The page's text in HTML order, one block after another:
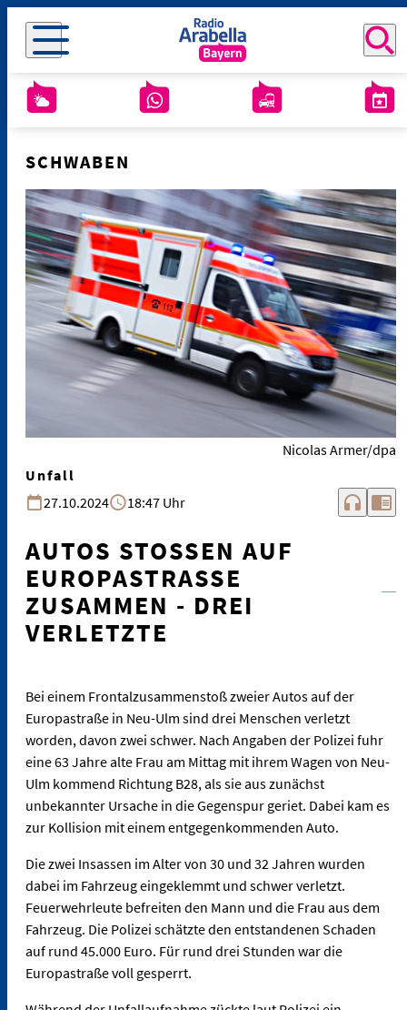
SCHWABEN
Nicolas Armer/dpa
Unfall
27.10.2024
18:47 Uhr headphones chrome_reader_mode
AUTOS STOSSEN AUF E
UROPASTRASSE ZU
SAMMEN - DREI VE
RLETZTE
Bei einem Frontalzusammenstoß zweier Autos auf der
Europastraße in Neu-Ulm sind drei Menschen verletzt
worden, davon zwei schwer. Nach Angaben der Polizei fuhr
eine 63 Jahre alte Frau am Mittag mit ihrem Wagen von Neu-
Ulm kommend Richtung B28, als sie aus zunächst
unbekannter Ursache in die Gegenspur geriet. Dabei kam es
zur Kollision mit einem entgegenkommenden Auto.
Die zwei Insassen im Alter von 30 und 32 Jahren wurden
dabei im Fahrzeug eingeklemmt und schwer verletzt.
Feuerwehrleute befreiten den Mann und die Frau aus dem
Fahrzeug. Die Polizei schätzte den entstandenen Schaden
auf rund 45.000 Euro. Für rund drei Stunden war die
Europastraße voll gesperrt.